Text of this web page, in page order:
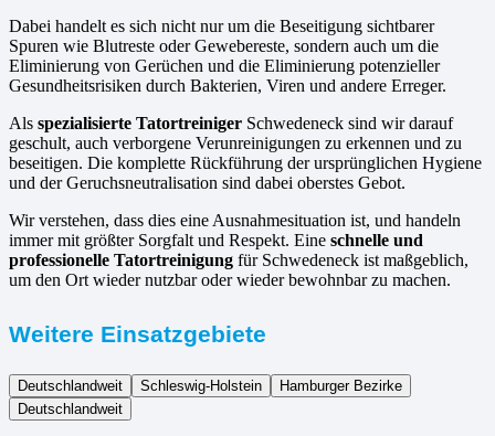
Dabei handelt es sich nicht nur um die Beseitigung sichtbarer
Spuren wie Blutreste oder Gewebereste, sondern auch um die
Eliminierung von Gerüchen und die Eliminierung potenzieller
Gesundheitsrisiken durch Bakterien, Viren und andere Erreger.
Als spezialisierte Tatortreiniger Schwedeneck sind wir darauf
geschult, auch verborgene Verunreinigungen zu erkennen und zu
beseitigen. Die komplette Rückführung der ursprünglichen Hygiene
und der Geruchsneutralisation sind dabei oberstes Gebot.
Wir verstehen, dass dies eine Ausnahmesituation ist, und handeln
immer mit größter Sorgfalt und Respekt. Eine schnelle und
professionelle Tatortreinigung für Schwedeneck ist maßgeblich,
um den Ort wieder nutzbar oder wieder bewohnbar zu machen.
Weitere Einsatzgebiete
Deutschlandweit Schleswig-Holstein
Hamburger Bezirke
Deutschlandweit